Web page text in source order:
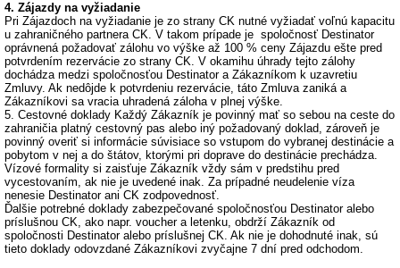
4. Zájazdy na vyžiadanie
Pri Zájazdoch na vyžiadanie je zo strany CK nutné vyžiadať voľnú kapacitu
u zahraničného partnera CK. V takom prípade je spoločnosť Destinator
oprávnená požadovať zálohu vo výške až 100 % ceny Zájazdu ešte pred
potvrdením rezervácie zo strany CK. V okamihu úhrady tejto zálohy
dochádza medzi spoločnosťou Destinator a Zákazníkom k uzavretiu
Zmluvy. Ak nedôjde k potvrdeniu rezervácie, táto Zmluva zaniká a
Zákazníkovi sa vracia uhradená záloha v plnej výške.
5. Cestovné doklady Každý Zákazník je povinný mať so sebou na ceste do
zahraničia platný cestovný pas alebo iný požadovaný doklad, zároveň je
povinný overiť si informácie súvisiace so vstupom do vybranej destinácie a
pobytom v nej a do štátov, ktorými pri doprave do destinácie prechádza.
Vízové formality si zaisťuje Zákazník vždy sám v predstihu pred
vycestovaním, ak nie je uvedené inak. Za prípadné neudelenie víza
nenesie Destinator ani CK zodpovednosť.
Ďalšie potrebné doklady zabezpečované spoločnosťou Destinator alebo
príslušnou CK, ako napr. voucher a letenku, obdrží Zákazník od
spoločnosti Destinator alebo príslušnej CK. Ak nie je dohodnuté inak, sú
tieto doklady odovzdané Zákazníkovi zvyčajne 7 dní pred odchodom.